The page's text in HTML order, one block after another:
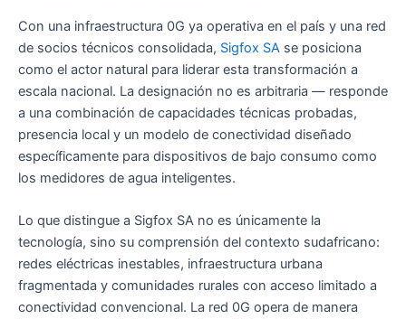
Con una infraestructura 0G ya operativa en el país y una red
de socios técnicos consolidada, Sigfox SA se posiciona
como el actor natural para liderar esta transformación a
escala nacional. La designación no es arbitraria — responde
a una combinación de capacidades técnicas probadas,
presencia local y un modelo de conectividad diseñado
específicamente para dispositivos de bajo consumo como
los medidores de agua inteligentes.
Lo que distingue a Sigfox SA no es únicamente la
tecnología, sino su comprensión del contexto sudafricano:
redes eléctricas inestables, infraestructura urbana
fragmentada y comunidades rurales con acceso limitado a
conectividad convencional. La red 0G opera de manera